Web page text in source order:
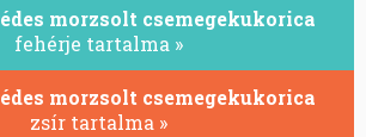
morzsolt csemegekukorica
fehérje tartalma »
morzsolt csemegekukorica
zsír tartalma »